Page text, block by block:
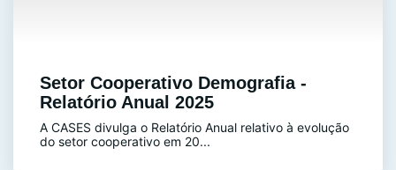
Setor Cooperativo Demografia -
Relatório Anual 2025
A CASES divulga o Relatório Anual relativo à evolução
do setor cooperativo em 20...